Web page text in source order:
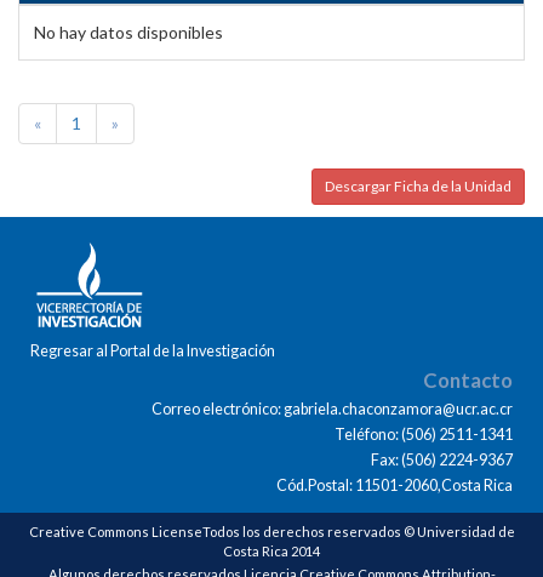
No hay datos disponibles
« 1 »
Descargar Ficha de la Unidad
Regresar al Portal de la Investigación
Contacto
Correo electrónico: gabriela.chaconzamora@ucr.ac.cr
Teléfono: (506) 2511-1341
Fax: (506) 2224-9367
Cód.Postal: 11501-2060,Costa Rica
Creative Commons LicenseTodos los derechos reservados © Universidad de
Costa Rica 2014